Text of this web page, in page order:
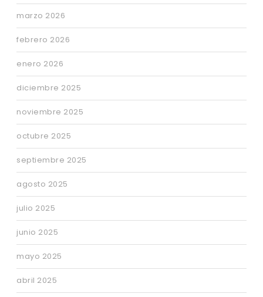
marzo 2026
febrero 2026
enero 2026
diciembre 2025
noviembre 2025
octubre 2025
septiembre 2025
agosto 2025
julio 2025
junio 2025
mayo 2025
abril 2025